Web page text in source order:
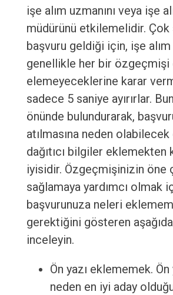
işe alım uzmanını veya işe
müdürünü etkilemelidir. Çok
başvuru geldiği için, işe alım
genellikle her bir özgeçmişi
elemeyeceklerine karar
sadece 5 saniye ayırırlar.
önünde bulundurarak,
atılmasına neden
dağıtıcı bilgiler eklemekten
iyisidir. Özgeçmişinizin öne
sağlamaya yardımcı olmak
başvurunuza neleri
gerektiğini gösteren
inceleyin.
Ön yazı eklememek. Ön
neden en iyi aday